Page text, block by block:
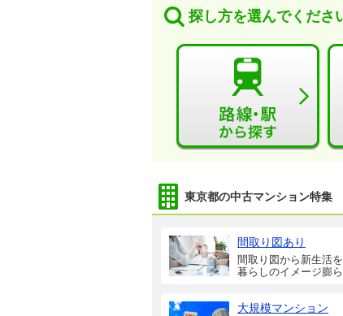
探し方を選んでくださ
東京都の中古マンション特集
間取り図あり
間取り図から新生活
暮らしのイメージ膨
大規模マンション